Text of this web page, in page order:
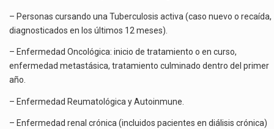
– Personas cursando una Tuberculosis activa (caso nuevo o recaída,
diagnosticados en los últimos 12 meses).
– Enfermedad Oncológica: inicio de tratamiento o en curso,
enfermedad metastásica, tratamiento culminado dentro del primer
año.
– Enfermedad Reumatológica y Autoinmune.
– Enfermedad renal crónica (incluidos pacientes en diálisis crónica)